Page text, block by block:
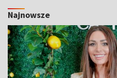
Najnowsze